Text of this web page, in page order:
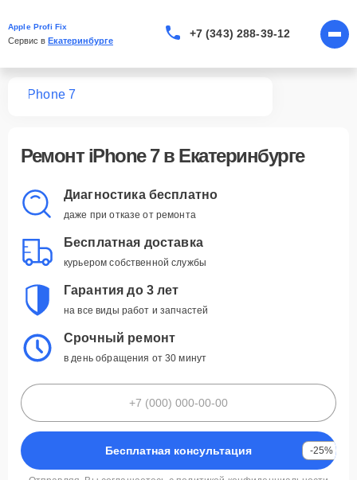
Apple Profi Fix
Сервис в Екатеринбурге
+7 (343) 288-39-12
iPhone 7
Ремонт iPhone 7в Екатеринбурге
Диагностика бесплатно
даже при отказе от ремонта
Бесплатная доставка
курьером собственной службы
Гарантия до 3 лет
на все виды работ и запчастей
Срочный ремонт
в день обращения от 30 минут
Бесплатная консультация -25%